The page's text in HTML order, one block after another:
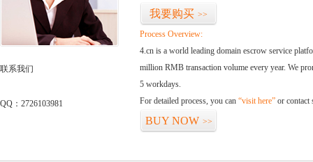
联系我们
QQ：2726103981
我要购买 >>
Process Overview:
4.cn is a world leading domain escrow service
million RMB transaction volume every year. We
5 workdays.
For detailed process, you can “visit here” or contact
BUY NOW >>